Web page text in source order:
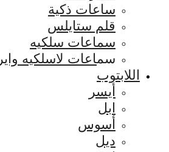
ساعات ذكية
قلم ستايلس
سماعات سلكيه
سماعات لاسلكيه
اللابتوب
أيسر
ابل
أسوس
ديل